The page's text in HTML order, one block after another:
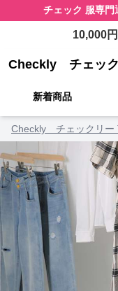
チェック 服専門
10,000
Checkly チェッ
新着商品
Checkly チェックリー